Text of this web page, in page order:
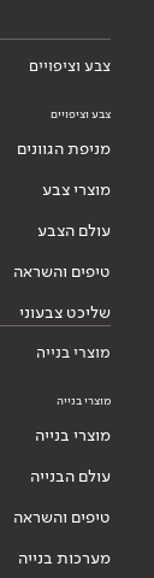
צבע וציפויים
צבע וציפויים
מניפת הגוונים
מוצרי צבע
עולם הצבע
טיפים והשראה
שליכט צבעוני
מוצרי בנייה
מוצרי בנייה
מוצרי בנייה
עולם הבנייה
טיפים והשראה
מערכות בנייה